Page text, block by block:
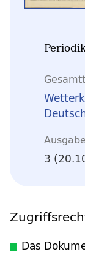
Ausgabe
3
Das